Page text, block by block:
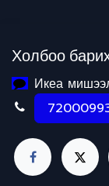
Холбоо
Икеа